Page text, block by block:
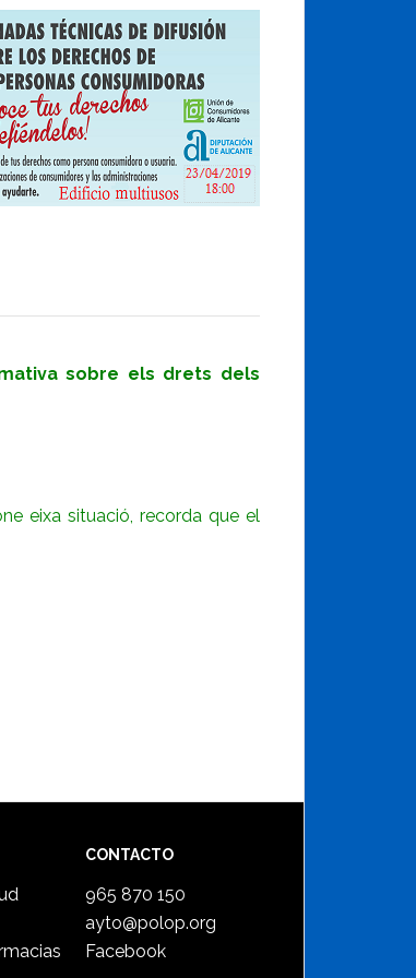
sobre els drets dels
eixa situació, recorda que el
CONTACTO
965 870 150
ayto@polop.org
Facebook